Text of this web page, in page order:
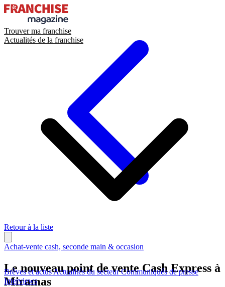
Trouver ma franchise
Actualités de la franchise
Brèves et actusActualités du secteurCommuniqués de presse
Interviews
Retour à la liste
Achat-vente cash, seconde main & occasion
Le nouveau point de vente Cash Express à
Miramas